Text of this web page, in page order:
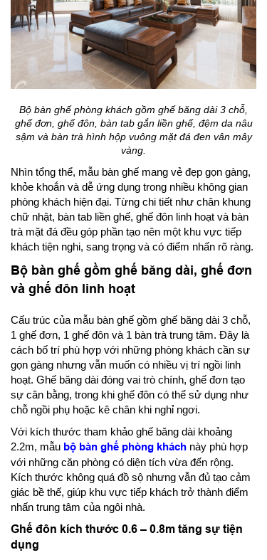
Bộ bàn ghế phòng khách gồm ghế băng dài 3 chỗ,
ghế đơn, ghế đôn, bàn tab gắn liền ghế, đệm da nâu
sậm và bàn trà hình hộp vuông mặt đá đen vân mây
vàng.
Nhìn tổng thể, mẫu bàn ghế mang vẻ đẹp gọn gàng,
khỏe khoắn và dễ ứng dụng trong nhiều không gian
phòng khách hiện đại. Từng chi tiết như chân khung
chữ nhật, bàn tab liền ghế, ghế đôn linh hoạt và bàn
trà mặt đá đều góp phần tạo nên một khu vực tiếp
khách tiện nghi, sang trọng và có điểm nhấn rõ ràng.
Bộ bàn ghế gồm ghế băng dài, ghế đơn
và ghế đôn linh hoạt
Cấu trúc của mẫu bàn ghế gồm ghế băng dài 3 chỗ,
1 ghế đơn, 1 ghế đôn và 1 bàn trà trung tâm. Đây là
cách bố trí phù hợp với những phòng khách cần sự
gọn gàng nhưng vẫn muốn có nhiều vị trí ngồi linh
hoạt. Ghế băng dài đóng vai trò chính, ghế đơn tạo
sự cân bằng, trong khi ghế đôn có thể sử dụng như
chỗ ngồi phụ hoặc kê chân khi nghỉ ngơi.
Với kích thước tham khảo ghế băng dài khoảng
2.2m, mẫu bộ bàn ghế phòng khách này phù hợp
với những căn phòng có diện tích vừa đến rộng.
Kích thước không quá đồ sộ nhưng vẫn đủ tạo cảm
giác bề thế, giúp khu vực tiếp khách trở thành điểm
nhấn trung tâm của ngôi nhà.
Ghế đôn kích thước 0.6 – 0.8m tăng sự tiện
dụng